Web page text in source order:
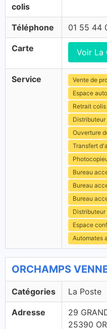
colis
Téléphone 01 55 44
Carte Voir La
Service
Vente de
Espace
Retrait colis
Ouverture
Transfert
Bureau
Bureau
Bureau
Espace
Automates
ORCHAMPS
Catégories La Poste
Adresse
29
25390